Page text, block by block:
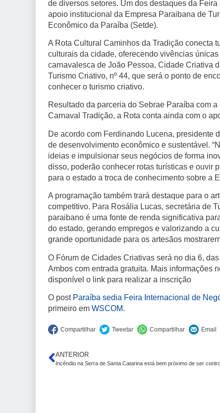
de diversos setores. Um dos destaques da
apoio institucional da Empresa Paraibana de
Econômico da Paraíba (Setde).
A Rota Cultural Caminhos da Tradição conecta
culturais da cidade, oferecendo vivências
carnavalesca de João Pessoa, Cidade Criativa
Turismo Criativo, nº 44, que será o ponto de
conhecer o turismo criativo.
Resultado da parceria do Sebrae Paraíba com
Carnaval Tradição, a Rota conta ainda com o
De acordo com Ferdinando Lucena, presidente
de desenvolvimento econômico e sustentável.
ideias e impulsionar seus negócios de forma
disso, poderão conhecer rotas turísticas e ouvir
para o estado a troca de conhecimento sobre a
A programação também trará destaque para o
competitivo. Para Rosália Lucas, secretária de
paraibano é uma fonte de renda significativa
do estado, gerando empregos e valorizando a
grande oportunidade para os artesãos
O Fórum de Cidades Criativas será no dia 6,
Ambos com entrada gratuita. Mais informações
disponível o link para realizar a inscrição
O post Paraíba sedia Feira Internacional de
primeiro em WSCOM.
ANTERIOR